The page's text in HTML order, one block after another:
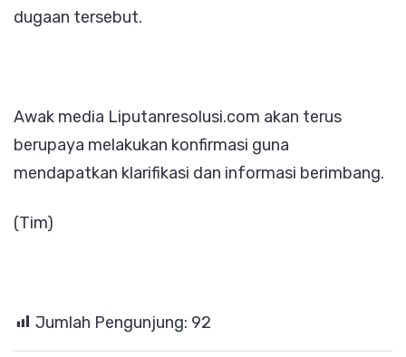
dugaan tersebut.
Awak media Liputanresolusi.com akan terus
berupaya melakukan konfirmasi guna
mendapatkan klarifikasi dan informasi berimbang.
(Tim)
Jumlah Pengunjung: 92